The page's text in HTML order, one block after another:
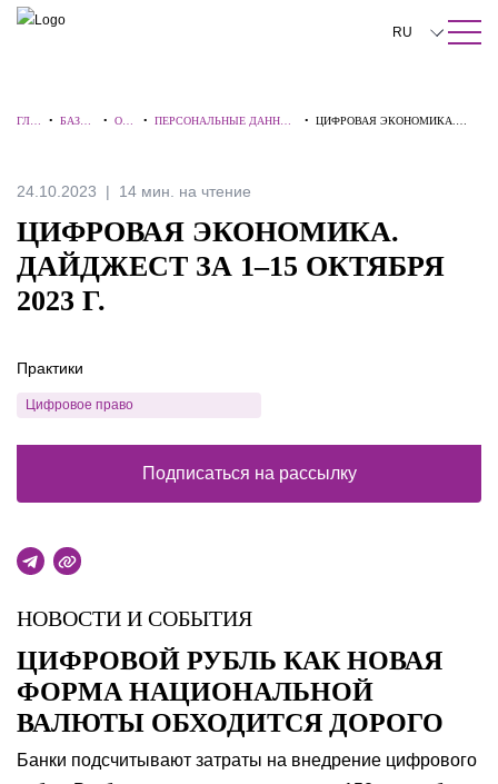
ПОИСК ПО САЙТУ Закрыть
RU
中文
Italiano
ГЛА
• БАЗА
•ОБЗ
• ПЕРСОНАЛЬНЫЕ ДАННЫЕ
• ЦИФРОВАЯ ЭКОНОМИКА.
24.10.2023 14 мин. на чтение
ЦИФРОВАЯ ЭКОНОМИКА.
ДАЙДЖЕСТ ЗА 1–15 ОКТЯБРЯ
2023 Г.
НОВОСТИ И СОБЫТИЯ
ЦИФРОВОЙ РУБЛЬ КАК НОВАЯ
ФОРМА НАЦИОНАЛЬНОЙ
ВАЛЮТЫ ОБХОДИТСЯ ДОРОГО
Банки подсчитывают затраты на внедрение цифрового
Практики
Цифровое право
Подписаться на рассылку